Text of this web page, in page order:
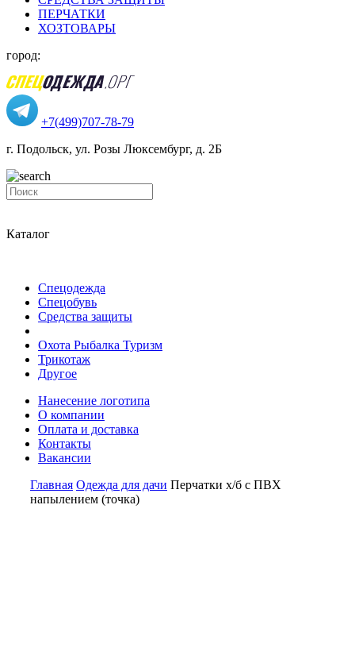
ПЕРЧАТКИ
ХОЗТОВАРЫ
город:
+7(499)707-78-79
г. Подольск, ул. Розы Люксембург, д. 2Б
Каталог
Спецодежда
Спецобувь
Средства защиты
Охота Рыбалка Туризм
Трикотаж
Другое
Нанесение логотипа
О компании
Оплата и доставка
Контакты
Вакансии
Главная Одежда для дачи Перчатки х/б с ПВХ
напылением (точка)